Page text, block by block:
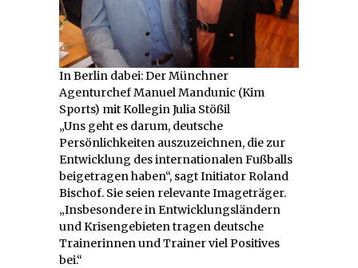
In Berlin dabei: Der Münchner
Agenturchef Manuel Mandunic (Kim
Sports) mit Kollegin Julia Stößil
„Uns geht es darum, deutsche
Persönlichkeiten auszuzeichnen, die zur
Entwicklung des internationalen Fußballs
beigetragen haben“, sagt Initiator Roland
Bischof. Sie seien relevante Imageträger.
„Insbesondere in Entwicklungsländern
und Krisengebieten tragen deutsche
Trainerinnen und Trainer viel Positives
bei.“